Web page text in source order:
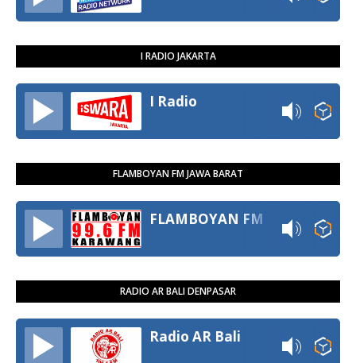
I RADIO JAKARTA
I Radio
FLAMBOYAN FM JAWA BARAT
FLAMBOYAN FM
RADIO AR BALI DENPASAR
Radio AR Bali